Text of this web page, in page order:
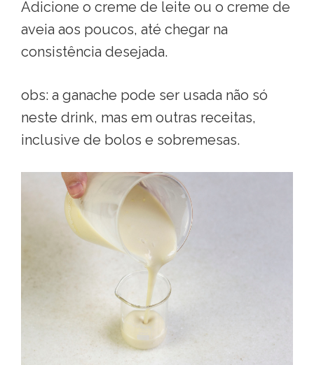
Adicione o creme de leite ou o creme de
aveia aos poucos, até chegar na
consistência desejada.
obs: a ganache pode ser usada não só
neste drink, mas em outras receitas,
inclusive de bolos e sobremesas.